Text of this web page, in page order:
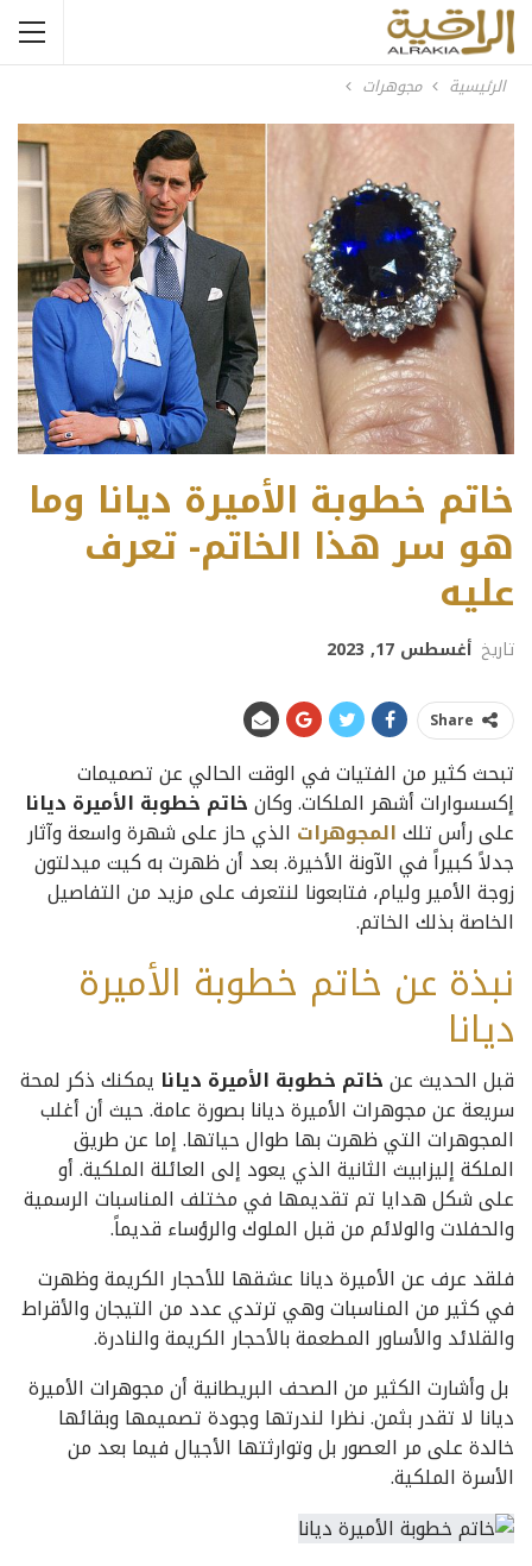
الرئيسية مجوهرات
خاتم خطوبة الأميرة ديانا وما
هو سر هذا الخاتم- تعرف
عليه
تاريخ أغسطس 17, 2023
Share
تبحث كثير من الفتيات في الوقت الحالي عن تصميمات
إكسسوارات أشهر الملكات. وكانخاتم خطوبة الأميرة ديانا
على رأس تلكالمجوهرات الذي حاز على شهرة واسعة وآثار
جدلاً كبيراً في الآونة الأخيرة. بعد أن ظهرت به كيت ميدلتون
زوجة الأمير وليام، فتابعونا لنتعرف على مزيد من التفاصيل
الخاصة بذلك الخاتم.
نبذة عن خاتم خطوبة الأميرة
ديانا
قبل الحديث عنخاتم خطوبة الأميرة ديانا يمكنك ذكر لمحة
سريعة عن مجوهرات الأميرة ديانا بصورة عامة. حيث أن أغلب
المجوهرات التي ظهرت بها طوال حياتها. إما عن طريق
الملكة إليزابيث الثانية الذي يعود إلى العائلة الملكية. أو
على شكل هدايا تم تقديمها في مختلف المناسبات الرسمية
والحفلات والولائم من قبل الملوك والرؤساء قديماً.
فلقد عرف عن الأميرة ديانا عشقها للأحجار الكريمة وظهرت
في كثير من المناسبات وهي ترتدي عدد من التيجان والأقراط
والقلائد والأساور المطعمة بالأحجار الكريمة والنادرة.
بل وأشارت الكثير من الصحف البريطانية أن مجوهرات الأميرة
ديانا لا تقدر بثمن. نظرا لندرتها وجودة تصميمها وبقائها
خالدة على مر العصور بل وتوارثتها الأجيال فيما بعد من
الأسرة الملكية.